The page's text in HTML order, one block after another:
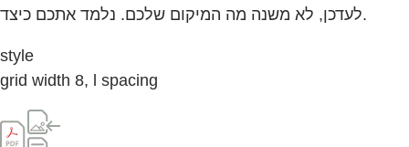
לעדכן, לא משנה מה המיקום שלכם. נלמד אתכם כיצד.
style
grid width 8, l spacing